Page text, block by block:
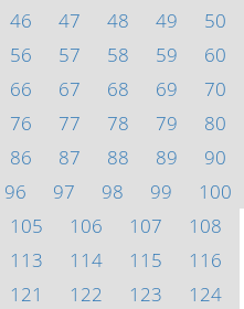
46 47 48 49
50
56 57 58 59
60
66 67 68 69
70
76 77 78 79
80
86 87 88 89
90
96 97 98 99
100
105 106 107
108
113 114 115
116
121 122 123
124